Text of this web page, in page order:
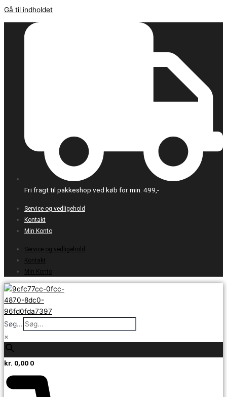
Gå til indholdet
Fri fragt til pakkeshop ved køb for min. 499,-
Service og vedligehold
Kontakt
Min Konto
Service og vedligehold
Kontakt
Min Konto
Søg...
×
kr. 0,00 0